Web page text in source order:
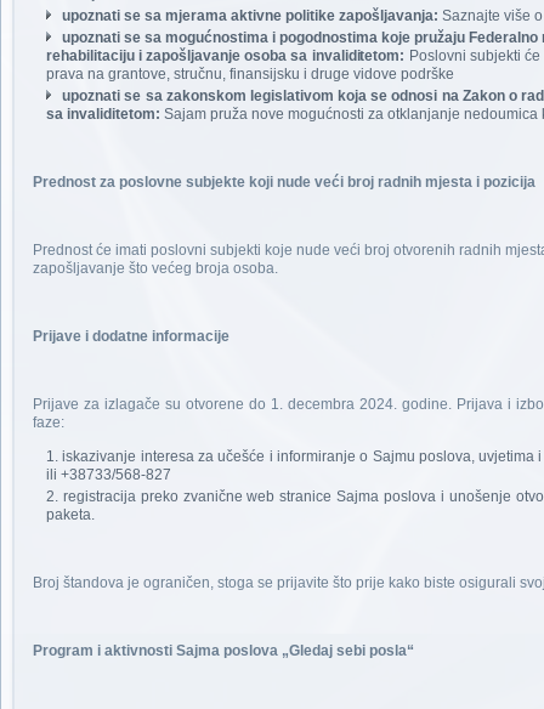
upoznati se sa mjerama aktivne politike zapošljavanja: Saznajte više
upoznati se sa mogućnostima i pogodnostima koje pružaju
rehabilitaciju i zapošljavanje osoba sa invaliditetom: Poslovni subjekti
prava na grantove, stručnu, finansijsku i druge vidove podrške
upoznati se sa zakonskom legislativom koja se odnosi na Zakon o
sa invaliditetom: Sajam pruža nove mogućnosti za otklanjanje
Prednost za poslovne subjekte koji nude veći broj radnih mjesta i pozicija
Prednost će imati poslovni subjekti koje nude veći broj otvorenih radnih
zapošljavanje što većeg broja osoba.
Prijave i dodatne informacije
Prijave za izlagače su otvorene do 1. decembra 2024. godine. Prijava i
faze:
iskazivanje interesa za učešće i informiranje o Sajmu poslova,
ili +38733/568-827
registracija preko zvanične web stranice Sajma poslova i unošenje
paketa.
Broj štandova je ograničen, stoga se prijavite što prije kako biste osigurali
Program i aktivnosti Sajma poslova „Gledaj sebi posla“